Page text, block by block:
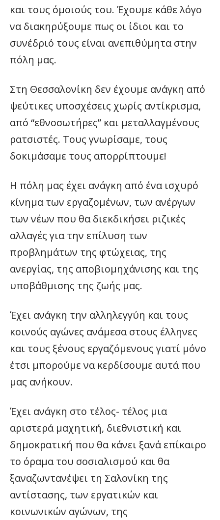
και τους όμοιούς του. Έχουμε κάθε λόγο
να διακηρύξουμε πως οι ίδιοι και το
συνέδριό τους είναι ανεπιθύμητα στην
πόλη μας.
Στη Θεσσαλονίκη δεν έχουμε ανάγκη από
ψεύτικες υποσχέσεις χωρίς αντίκρισμα,
από “εθνοσωτήρες” και μεταλλαγμένους
ρατσιστές. Τους γνωρίσαμε, τους
δοκιμάσαμε τους απορρίπτουμε!
Η πόλη μας έχει ανάγκη από ένα ισχυρό
κίνημα των εργαζομένων, των ανέργων
των νέων που θα διεκδικήσει ριζικές
αλλαγές για την επίλυση των
προβλημάτων της φτώχειας, της
ανεργίας, της αποβιομηχάνισης και της
υποβάθμισης της ζωής μας.
Έχει ανάγκη την αλληλεγγύη και τους
κοινούς αγώνες ανάμεσα στους έλληνες
και τους ξένους εργαζόμενους γιατί μόνο
έτσι μπορούμε να κερδίσουμε αυτά που
μας ανήκουν.
Έχει ανάγκη στο τέλος- τέλος μια
αριστερά μαχητική, διεθνιστική και
δημοκρατική που θα κάνει ξανά επίκαιρο
το όραμα του σοσιαλισμού και θα
ξαναζωντανέψει τη Σαλονίκη της
αντίστασης, των εργατικών και
κοινωνικών αγώνων, της